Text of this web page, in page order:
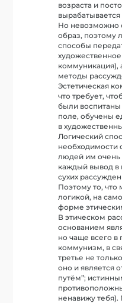
возраста и
Но невозможно
образ, поэтому
способы
художественное
коммуникация),
методы
Эстетическая
что требует,
были
поле, обучены
в
Логический
необходимости
людей им очень
каждый вывод в
сухих
Поэтому то, что
логикой, на
форме
В этическом
основанием
но чаще всего в
коммунизм, в
третье не
оно и является
путём”;
ненавижу тебя).